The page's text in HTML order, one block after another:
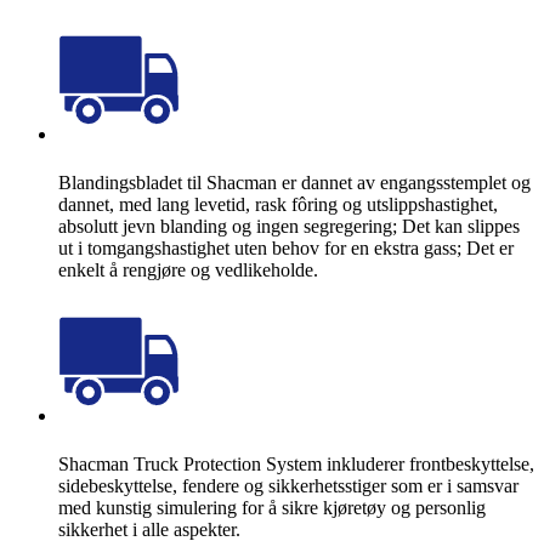
Blandingsbladet til Shacman er dannet av engangsstemplet og
dannet, med lang levetid, rask fôring og utslippshastighet,
absolutt jevn blanding og ingen segregering; Det kan slippes
ut i tomgangshastighet uten behov for en ekstra gass; Det er
enkelt å rengjøre og vedlikeholde.
Shacman Truck Protection System inkluderer frontbeskyttelse,
sidebeskyttelse, fendere og sikkerhetsstiger som er i samsvar
med kunstig simulering for å sikre kjøretøy og personlig
sikkerhet i alle aspekter.